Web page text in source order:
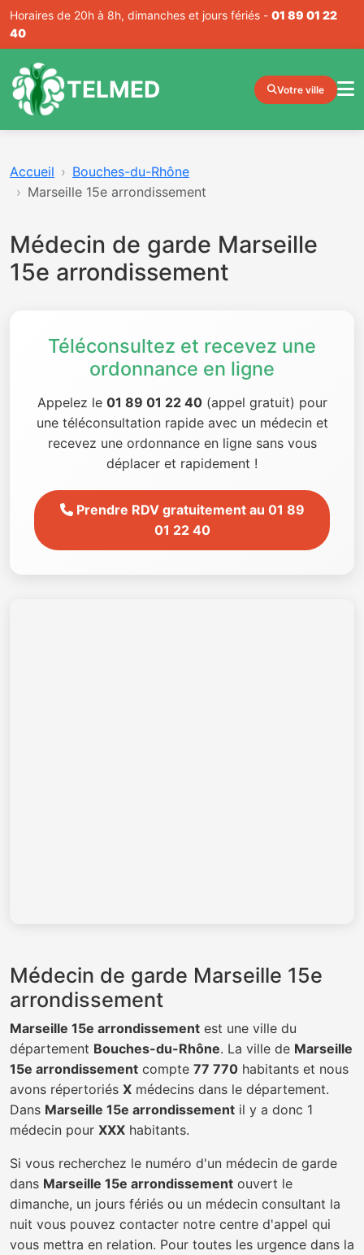
Horaires de 20h à 8h, dimanches et jours fériés - 01 89 01 22
40
TELMED Votre ville
Accueil
Bouches-du-Rhône
Marseille 15e arrondissement
Médecin de garde Marseille
15e arrondissement
Téléconsultez et recevez une
ordonnance en ligne
Appelez le 01 89 01 22 40(appel gratuit) pour
une téléconsultation rapide avec un médecin et
recevez une ordonnance en ligne sans vous
déplacer et rapidement !
Prendre RDV gratuitement au 01 89
01 22 40
Médecin de garde Marseille 15e
arrondissement
Marseille 15e arrondissement est une ville du
département Bouches-du-Rhône. La ville de Marseille
15e arrondissement compte 77 770 habitants et nous
avons répertoriés X médecins dans le département.
Dans Marseille 15e arrondissement il y a donc 1
médecin pour XXX habitants.
Si vous recherchez le numéro d'un médecin de garde
dans Marseille 15e arrondissement ouvert le
dimanche, un jours fériés ou un médecin consultant la
nuit vous pouvez contacter notre centre d'appel qui
vous mettra en relation. Pour toutes les urgence dans la